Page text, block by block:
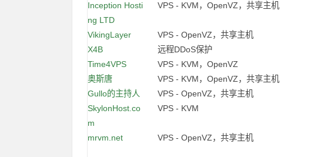
Inception Hosti
ng LTD
VPS - KVM，OpenVZ，共享主机
VikingLayer VPS - OpenVZ，共享主机
X4B
远程DDoS保护
Time4VPS
VPS - KVM，OpenVZ
奥斯唐
VPS - KVM，OpenVZ，共享主机
Gullo的主持人
VPS - OpenVZ，共享主机
SkylonHost.co
m
VPS - KVM
mrvm.net VPS - OpenVZ，共享主机